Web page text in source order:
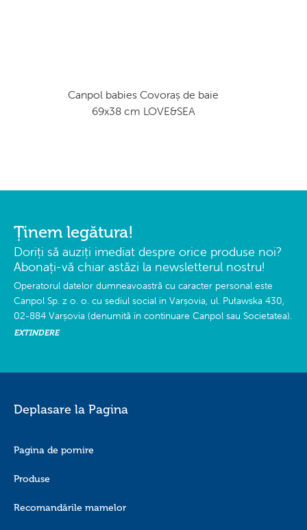
Canpol babies Covoraș de baie
69x38 cm LOVE&SEA
Ținem legătura!
Doriți să auziți imediat despre orice produse noi?
Abonați-vă chiar astăzi la newsletterul nostru!
Operatorul datelor dumneavoastră cu caracter personal este
Canpol Sp. z o. o. cu sediul social în Varșovia, ul. Puławska 430,
02-884 Varșovia (denumită în continuare Canpol sau Societatea).
EXTINDERE
Deplasare la Pagina
Pagina de pornire
Produse
Recomandările mamelor